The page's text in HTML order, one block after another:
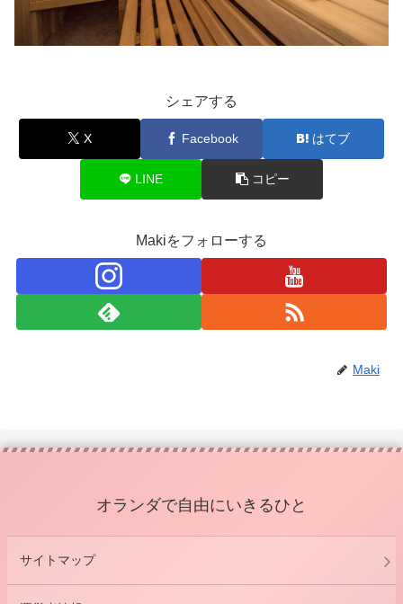
シェアする
X Facebook はてブ
LINE コピー
Makiをフォローする
Maki
オランダで自由にいきるひと
サイトマップ